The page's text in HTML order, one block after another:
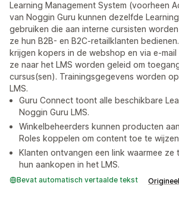
Learning Management System (voorheen
van Noggin Guru kunnen dezelfde
gebruiken die aan interne cursisten
ze hun B2B- en B2C-retailklanten
krijgen kopers in de webshop en via e-mail
ze naar het LMS worden geleid om
cursus(sen). Trainingsgegevens worden
LMS.
Guru Connect toont alle beschikbare
Noggin Guru LMS.
Winkelbeheerders kunnen producten
Roles koppelen om content toe te
Klanten ontvangen een link waarmee
hun aankopen in het LMS.
Bevat automatisch vertaalde tekst